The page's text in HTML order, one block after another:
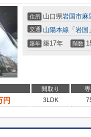
住所 山口県岩国市麻
交通 山陽本線 「 岩国
築年 築17年 階数
間取り
円 3LDK